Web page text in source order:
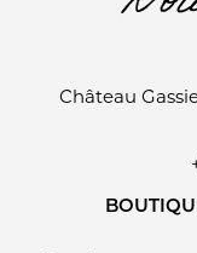
Château